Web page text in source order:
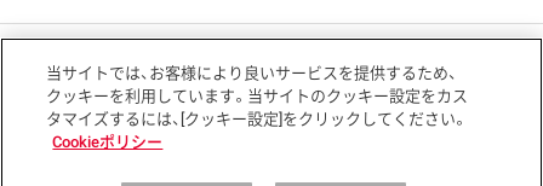
当サイトでは、お客様により良いサービスを提供するため、
クッキーを利用しています。当サイトのクッキー設定をカス
タマイズするには、[クッキー設定]をクリックしてください。
Cookieポリシー